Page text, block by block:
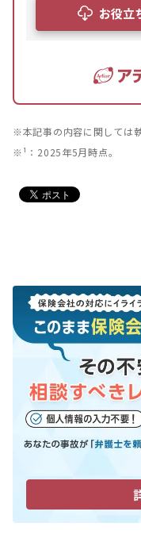
お役立
※本記事の内容に関しては
※¹：2025年5月時点。